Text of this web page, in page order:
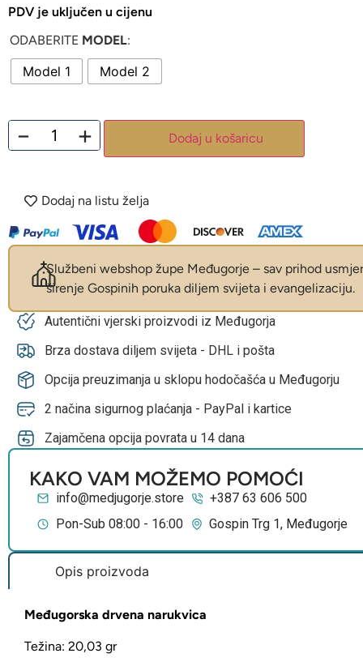
PDV je uključen u cijenu
ODABERITE MODEL:
Model 1 Model 2
− + Dodaj u košaricu
Dodaj na listu želja
Službeni webshop župe Međugorje – sav prihod
širenje Gospinih poruka diljem svijeta i evangelizaciju.
Autentični vjerski proizvodi iz Međugorja
Brza dostava diljem svijeta - DHL i pošta
Opcija preuzimanja u sklopu hodočašća u Međugorju
2 načina sigurnog plaćanja - PayPal i kartice
Zajamčena opcija povrata u 14 dana
KAKO VAM MOŽEMO POMOĆI
info@medjugorje.store
+387 63 606 500
Pon-Sub 08:00 - 16:00
Gospin Trg 1, Međugorje
Opis proizvoda
Međugorska drvena narukvica
Težina: 20,03 gr